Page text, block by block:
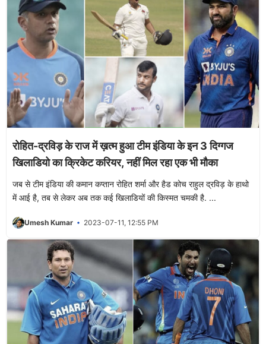
रोहित-द्रविड़ के राज में ख़त्म हुआ टीम इंडिया के इन 3 दिग्गज
खिलाडियो का क्रिकेट करियर, नहीं मिल रहा एक भी मौका
जब से टीम इंडिया की कमान कप्तान रोहित शर्मा और हैड कोच राहुल द्रविड़ के हाथो
में आई है, तब से लेकर अब तक कई खिलाडियों की किस्मत चमकी है. ...
Umesh Kumar 2023-07-11, 12:55 PM